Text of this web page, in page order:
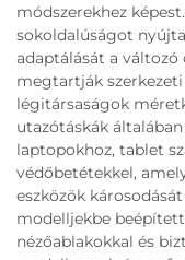
módszerekhez
sokoldalúságot
adaptálását a
megtartják
légitársaságok
utazótáskák
laptopokhoz, tablet
védőbetétekkel,
eszközök
modelljekbe
nézőablakokkal és